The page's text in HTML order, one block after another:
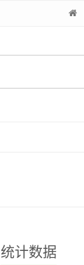
统计数据